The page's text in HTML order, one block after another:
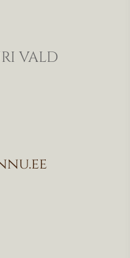
VALD